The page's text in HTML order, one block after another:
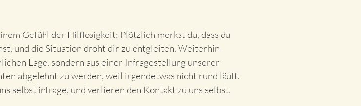
Gefühl der Hilflosigkeit: Plötzlich merkst du, dass du
und die Situation droht dir zu entgleiten. Weiterhin
Lage, sondern aus einer Infragestellung unserer
abgelehnt zu werden, weil irgendetwas nicht rund läuft.
selbst infrage, und verlieren den Kontakt zu uns selbst.